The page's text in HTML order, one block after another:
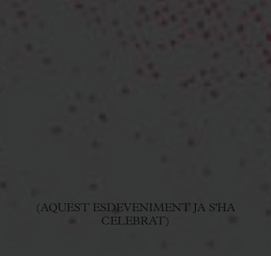
(AQUEST ESDEVENIMENT JA S'HA
CELEBRAT)